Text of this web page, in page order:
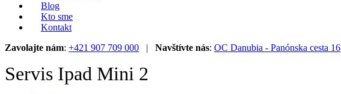
Blog
Kto sme
Kontakt
Zavolajte nám: +421 907 709 000 | Navštívte nás: OC Danubia - Panónska cesta 16
Servis Ipad Mini 2